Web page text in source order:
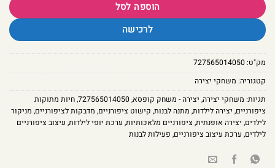
הוספה לסל
לרכישה
מק"ט:727565014050
קטגוריה: משחקי יצירה
תגיות: משחקי יצירה, יצירה - משחק קופסא,
727565014050
,חיות מתוקות
ציפורניים, יצירה לילדות, מתנה לבנות, קישוט ציפורניים, מדבקות לציפורניים, מניקור
לילדים, יצירה אופנתית, ציפורניים מלאכותיות, ערכת יופי לילדות, עיצוב ציפורניים
לילדים, ערכת עיצוב ציפורניים, פעילות לבנות